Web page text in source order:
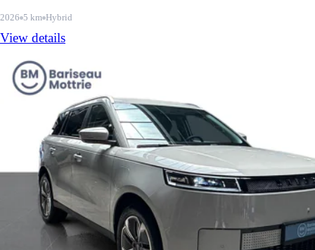
2026 5 km Hybrid
View details